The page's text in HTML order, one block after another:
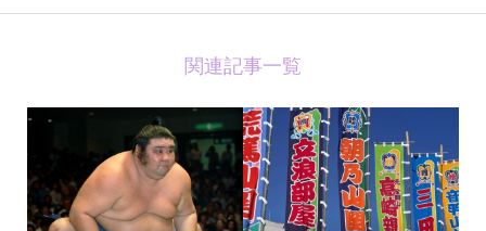
関連記事一覧